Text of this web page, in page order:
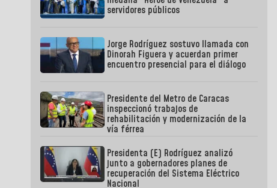
servidores públicos
Jorge Rodríguez sostuvo llamada con
Dinorah Figuera y acuerdan primer
encuentro presencial para el diálogo
Presidente del Metro de Caracas
inspeccionó trabajos de
rehabilitación y modernización de la
vía férrea
Presidenta (E) Rodríguez analizó
junto a gobernadores planes de
recuperación del Sistema Eléctrico
Nacional